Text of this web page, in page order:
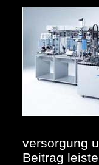
versorgung
Beitrag